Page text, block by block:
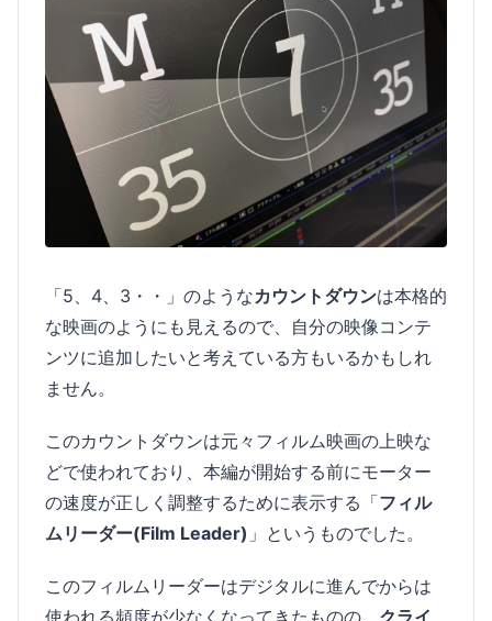
「5、4、3・・」のようなカウントダウンは本格的
な映画のようにも見えるので、自分の映像コンテ
ンツに追加したいと考えている方もいるかもしれ
ません。
このカウントダウンは元々フィルム映画の上映な
どで使われており、本編が開始する前にモーター
の速度が正しく調整するために表示する「フィル
ムリーダー(Film Leader) 」というものでした。
このフィルムリーダーはデジタルに進んでからは